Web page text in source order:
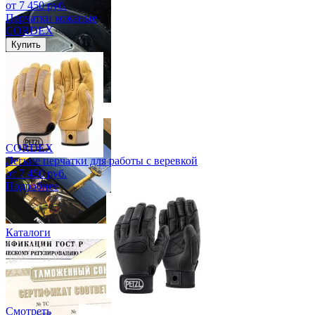
Проверка СИЗ
Каталоги
от 7 450 руб.
Перчатки кожаные
CORDEX
Купить
CORDEX
Легкие перчатки для работы с веревкой
от 7 450 руб.
Подробнее
Смотреть